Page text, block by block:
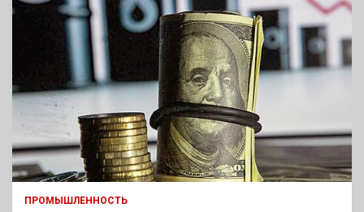
ПРОМЫШЛЕННОСТЬ